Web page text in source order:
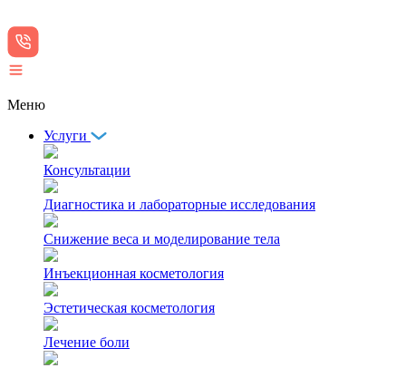
Меню
Услуги
Консультации
Диагностика и лабораторные исследования
Снижение веса и моделирование тела
Инъекционная косметология
Эстетическая косметология
Лечение боли